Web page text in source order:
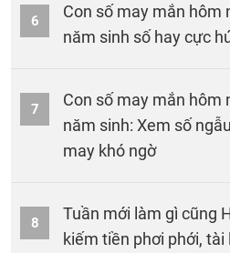
6
Con số may mắn
năm sinh số hay cực
7
Con số may mắn
năm sinh: Xem số
may khó ngờ
8
Tuần mới làm gì cũng
kiếm tiền phơi phới,